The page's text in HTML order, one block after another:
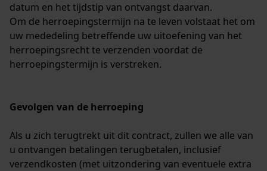
datum en het tijdstip van ontvangst daarvan.
Om de herroepingstermijn na te leven volstaat het om
uw mededeling betreffende uw uitoefening van het
herroepingsrecht te verzenden voordat de
herroepingstermijn is verstreken.
Gevolgen van de herroeping
Als u zich terugtrekt uit dit contract, zullen we alle van
u ontvangen betalingen terugbetalen, inclusief
verzendkosten (met uitzondering van eventuele extra